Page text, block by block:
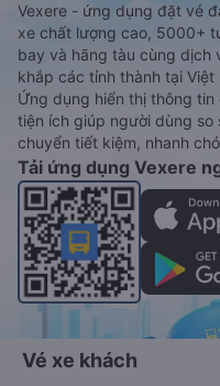
Vexere - ứng dụng đặt vé
xe chất lượng cao, 5000+
bay và hãng tàu cùng dịch
khắp các tỉnh thành tại Việt
Ứng dụng hiển thị thông
tiện ích giúp người dùng so
chuyển tiết kiệm, nhanh
Tải ứng dụng Vexere
Vé xe khách